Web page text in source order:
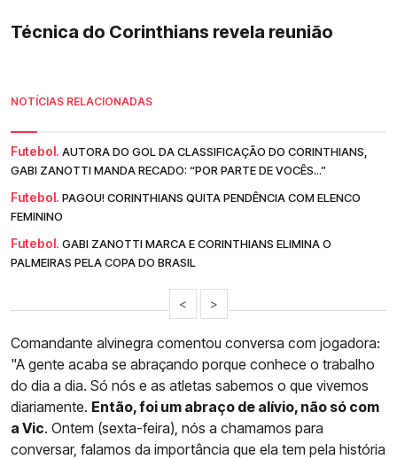
Técnica do Corinthians revela reunião
NOTÍCIAS RELACIONADAS
Futebol. AUTORA DO GOL DA CLASSIFICAÇÃO DO CORINTHIANS,
GABI ZANOTTI MANDA RECADO: “POR PARTE DE VOCÊS...”
Futebol. PAGOU! CORINTHIANS QUITA PENDÊNCIA COM ELENCO
FEMININO
Futebol. GABI ZANOTTI MARCA E CORINTHIANS ELIMINA O
PALMEIRAS PELA COPA DO BRASIL
< >
Comandante alvinegra comentou conversa com jogadora:
"A gente acaba se abraçando porque conhece o trabalho
do dia a dia. Só nós e as atletas sabemos o que vivemos
diariamente. Então, foi um abraço de alívio, não só com
a Vic. Ontem (sexta-feira), nós a chamamos para
conversar, falamos da importância que ela tem pela história